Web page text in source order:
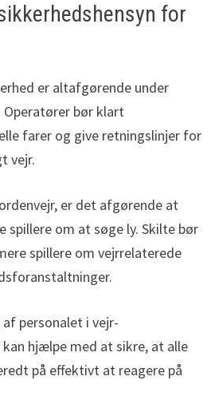
for
er altafgørende under
bør klart
farer og give retningslinjer for
vejr.
er det afgørende at
spillere om at søge ly. Skilte bør
spillere om vejrrelaterede
personalet i vejr-
hjælpe med at sikre, at alle
på effektivt at reagere på